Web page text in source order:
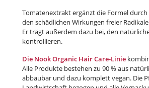
Tomatenextrakt ergänzt die Formel
den schädlichen Wirkungen freier
Er trägt außerdem dazu bei, den
kontrollieren.
Die Nook Organic Hair Care-Linie
Alle Produkte bestehen zu 90 % aus
abbaubar und dazu komplett vegan. Die